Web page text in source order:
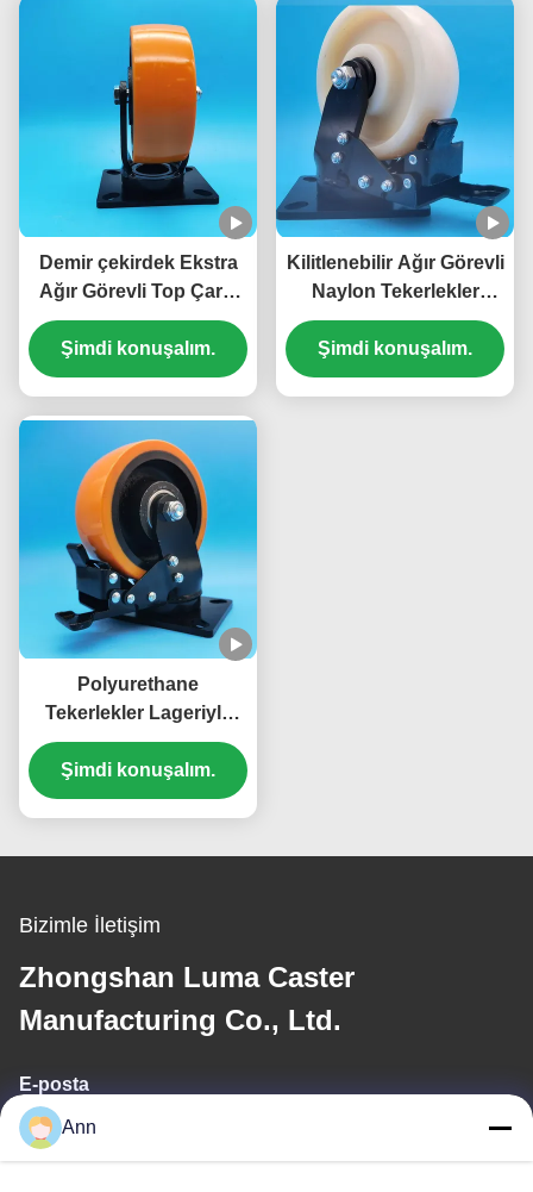
Kapı Tekerlekleri
Demir çekirdek Ekstra
Ağır Görevli Top Çarkı
Çelik Tek Tek 5 inç Çelik
Plaka Çarkı Kilitlenebilir
Vuruş sabitlenir Döner
Ağır Mobilya
Şimdi konuşalım.
Kilitlenebilir Ağır Görevli
Naylon Tekerlekler
Akşam Yemeği Ekstra
Ağır Görevli Çekirdekler
Top Çekirdek Çelik Fren
Şimdi konuşalım.
Polyurethane
Tekerlekler Lageriyle
Daha Büyük Ekstra Ağır
Görevli Top Çarkı Çelik
Tekerlek Tek 6 "Plat
Tekerlekler
Şimdi konuşalım.
Bizimle İletişim
Zhongshan Luma Caster
Manufacturing Co., Ltd.
E-posta
ann@industrialwheelcasters.com
Ann